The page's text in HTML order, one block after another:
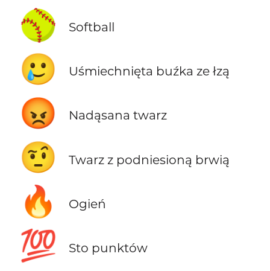
🥎 Softball
🥲 Uśmiechnięta buźka ze łzą
😡 Nadąsana twarz
🤨 Twarz z podniesioną brwią
🔥 Ogień
💯 Sto punktów